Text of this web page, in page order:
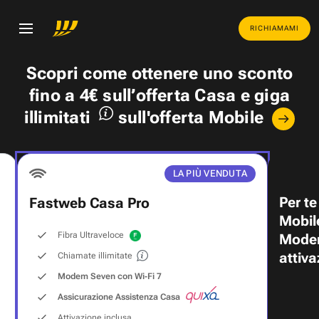
RICHIAMAMI
Scopri come ottenere uno sconto
fino a 4€ sull’offerta Casa egiga
illimitati
sull'offerta Mobile
LA PIÙ VENDUTA
Fastweb Casa Pro
Fibra Ultraveloce
Chiamate illimitate
Modem Seven con Wi‑Fi 7
Assicurazione Assistenza Casa
Per